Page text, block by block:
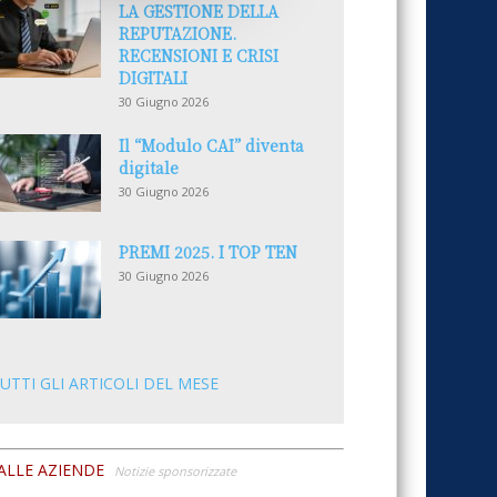
LA GESTIONE DELLA
REPUTAZIONE.
RECENSIONI E CRISI
DIGITALI
30 Giugno 2026
Il “Modulo CAI” diventa
digitale
30 Giugno 2026
PREMI 2025. I TOP TEN
30 Giugno 2026
GLI ARTICOLI DEL MESE
AZIENDE Notizie sponsorizzate